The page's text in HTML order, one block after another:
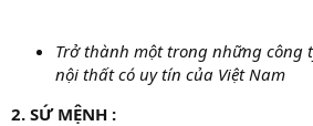
Trở thành một trong những công
nội thất có uy tín của Việt Nam
2. SỨ MỆNH :